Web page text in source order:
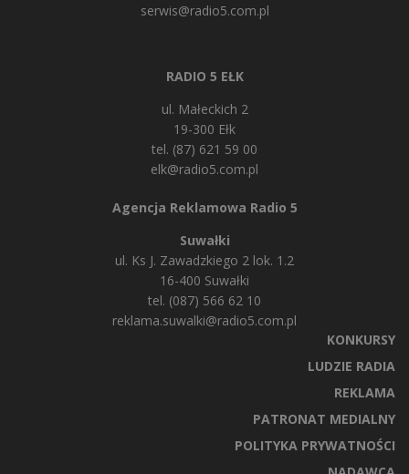
serwis@radio5.com.pl
RADIO 5 EŁK
ul. Małeckich 2
19-300 Ełk
tel. (87) 621 59 00
elk@radio5.com.pl
Agencja Reklamowa Radio 5
Suwałki
ul. Ks J. Zawadzkiego 2 lok. 1.2
16-400 Suwałki
tel. (087) 566 62 10
reklama.suwalki@radio5.com.pl
KONKURSY
LUDZIE RADIA
REKLAMA
PATRONAT MEDIALNY
POLITYKA PRYWATNOŚCI